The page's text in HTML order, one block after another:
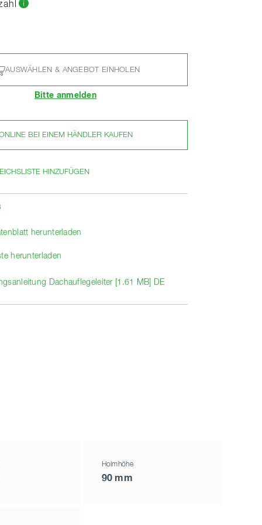
AUSWÄHLEN & ANGEBOT EINHOLEN
Bitte anmelden
BEI EINEM HÄNDLER KAUFEN
HINZUFÜGEN
herunterladen
herunterladen
Dachauflegeleiter [1.61 MB] DE
Holmhöhe
90 mm